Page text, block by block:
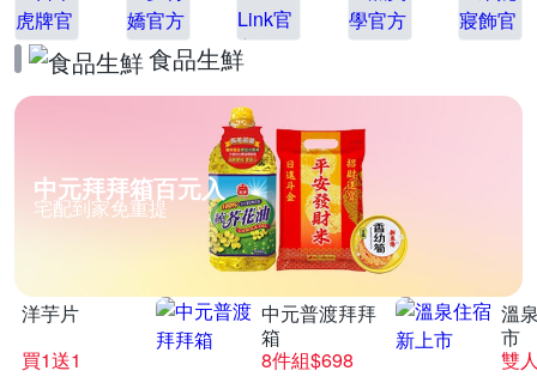
食品生鮮
中元拜拜箱百元入
宅配到家免重提
洋芋片
買1送1
中元普渡拜拜
箱
8件組$698
溫
市